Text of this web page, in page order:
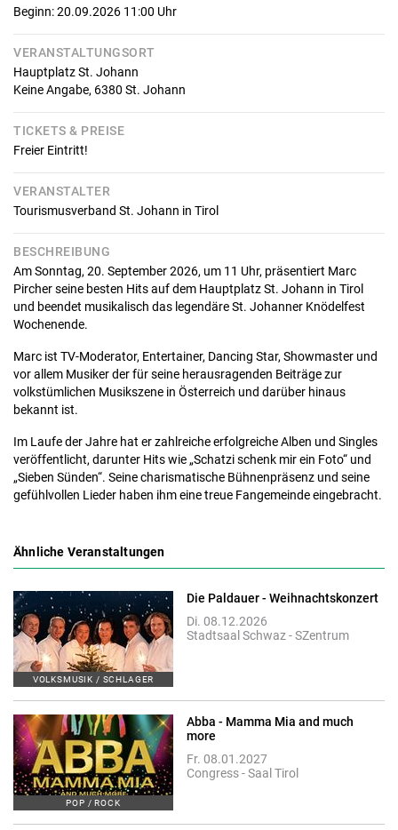
Beginn: 20.09.2026 11:00 Uhr
VERANSTALTUNGSORT
Hauptplatz St. Johann
Keine Angabe, 6380 St. Johann
TICKETS & PREISE
Freier Eintritt!
VERANSTALTER
Tourismusverband St. Johann in Tirol
BESCHREIBUNG
Am Sonntag, 20. September 2026, um 11 Uhr, präsentiert Marc
Pircher seine besten Hits auf dem Hauptplatz St. Johann in Tirol
und beendet musikalisch das legendäre St. Johanner Knödelfest
Wochenende.
Marc ist TV-Moderator, Entertainer, Dancing Star, Showmaster und
vor allem Musiker der für seine herausragenden Beiträge zur
volkstümlichen Musikszene in Österreich und darüber hinaus
bekannt ist.
Im Laufe der Jahre hat er zahlreiche erfolgreiche Alben und Singles
veröffentlicht, darunter Hits wie „Schatzi schenk mir ein Foto“ und
„Sieben Sünden“. Seine charismatische Bühnenpräsenz und seine
gefühlvollen Lieder haben ihm eine treue Fangemeinde eingebracht.
Ähnliche Veranstaltungen
VOLKSMUSIK / SCHLAGER
Die Paldauer - Weihnachtskonzert
Di. 08.12.2026
Stadtsaal Schwaz - SZentrum
POP / ROCK
Abba - Mamma Mia and much
more
Fr. 08.01.2027
Congress - Saal Tirol